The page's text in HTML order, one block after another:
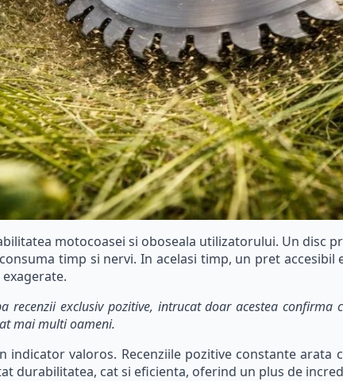
motocoasei si oboseala utilizatorului. Un disc
timp si nervi. In acelasi timp, un pret
recenzii exclusiv pozitive, intrucat doar acestea
mai multi oameni.
indicator valoros. Recenziile pozitive constante
durabilitatea, cat si eficienta, oferind un plus de